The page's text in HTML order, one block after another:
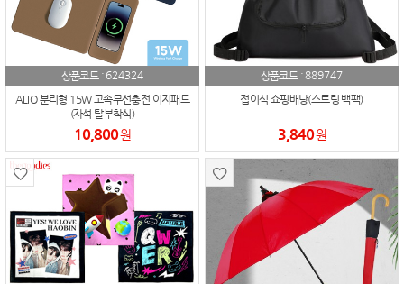
상품코드 : 624324
ALIO 분리형 15W 고속무선충전 이지패드
(자석 탈부착식)
10,800원
상품코드 :889747
접이식 쇼핑배낭(스트링 백팩)
3,840원